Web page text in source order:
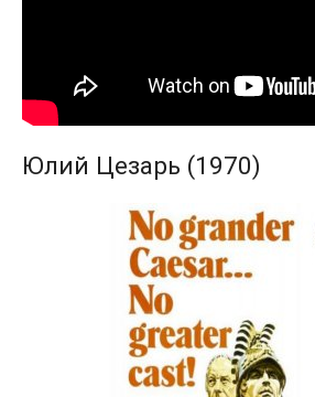
Юлий Цезарь (1970)